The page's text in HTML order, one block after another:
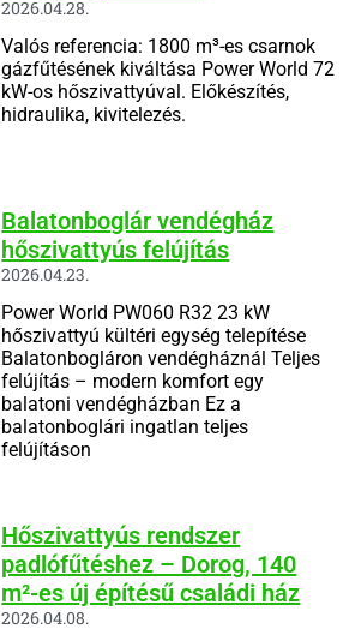
2026.04.28.
Valós referencia: 1800 m³-es csarnok
gázfűtésének kiváltása Power World 72
kW-os hőszivattyúval. Előkészítés,
hidraulika, kivitelezés.
Balatonboglár vendégház
hőszivattyús felújítás
2026.04.23.
Power World PW060 R32 23 kW
hőszivattyú kültéri egység telepítése
Balatonbogláron vendégháznál Teljes
felújítás – modern komfort egy
balatoni vendégházban Ez a
balatonboglári ingatlan teljes
felújításon
Hőszivattyús rendszer
padlófűtéshez – Dorog, 140
m²-es új építésű családi ház
2026.04.08.